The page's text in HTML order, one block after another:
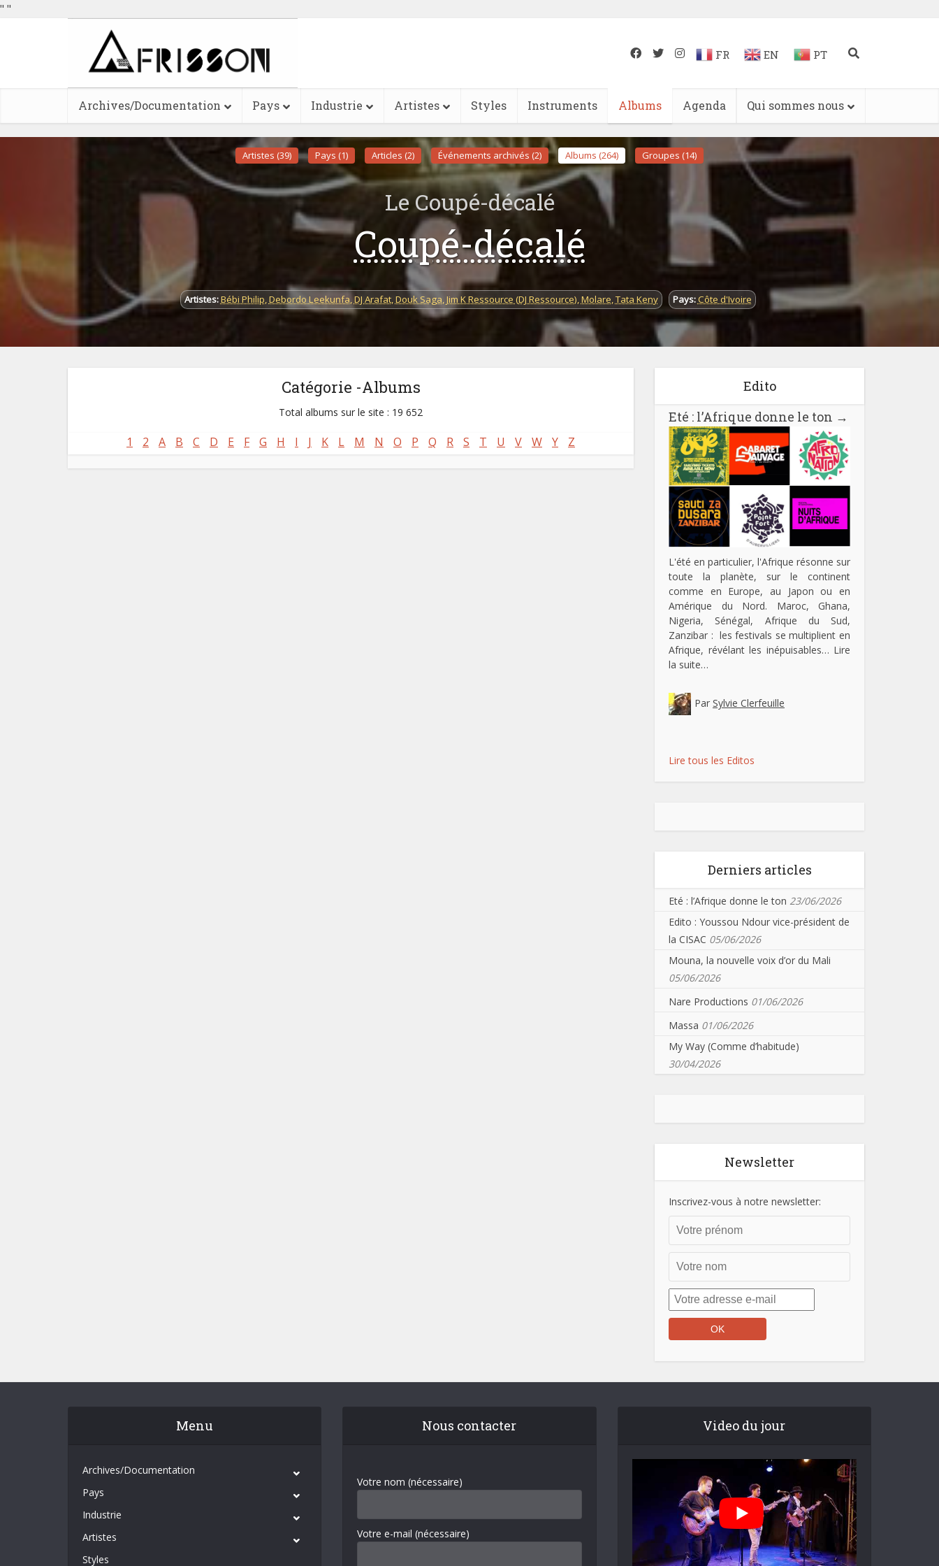
" "
FR EN PT
Archives/Documentation Pays Industrie Artistes Styles Instruments Albums Agenda Qui sommes nous
Artistes (39) Pays (1) Articles (2) Événements archivés (2) Albums (264) Groupes (14)
Le Coupé-décalé
Coupé-décalé
Artistes:Bébi Philip,Debordo Leekunfa,DJ Arafat,Douk Saga,Jim K Ressource (DJ Ressource),Molare,Tata Keny Pays:Côte d'Ivoire
Catégorie -Albums
Total albums sur le site : 19 652
1 2 A B C D E F G H I J K L M N O P Q R S T U V W Y Z
Edito
Eté : l’Afrique donne le ton →
L'été en particulier, l'Afrique résonne sur
toute la planète, sur le continent
comme en Europe, au Japon ou en
Amérique du Nord. Maroc, Ghana,
Nigeria, Sénégal, Afrique du Sud,
Zanzibar : les festivals se multiplient en
Afrique, révélant les inépuisables… Lire
la suite…
Par Sylvie Clerfeuille
Lire tous les Editos
Derniers articles
Eté : l’Afrique donne le ton 23/06/2026
Edito : Youssou Ndour vice-président de
la CISAC 05/06/2026
Mouna, la nouvelle voix d’or du Mali
05/06/2026
Nare Productions 01/06/2026
Massa 01/06/2026
My Way (Comme d’habitude)
30/04/2026
Newsletter
Inscrivez-vous à notre newsletter:
Menu
Archives/Documentation
Pays
Industrie
Artistes
Styles
Nous contacter
Votre nom (nécessaire)
Votre e-mail (nécessaire)
Video du jour